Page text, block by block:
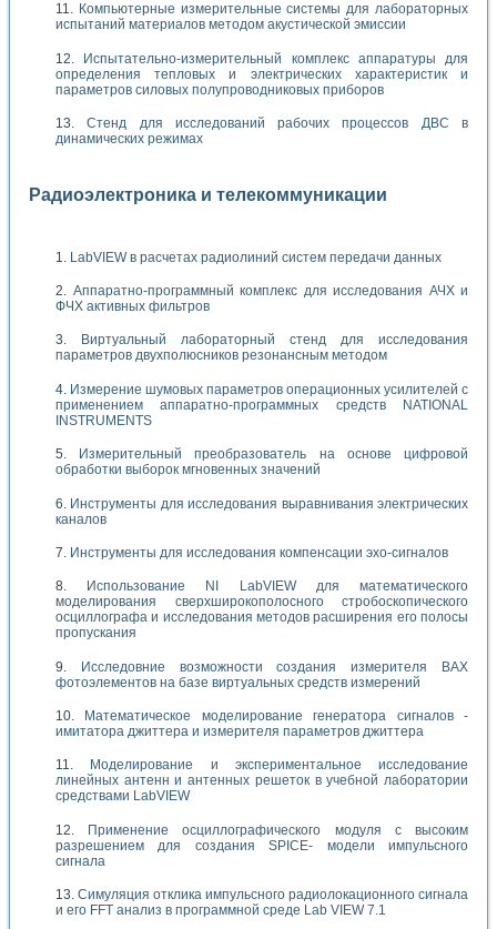
Компьютерные измерительные системы для лабораторных
испытаний материалов методом акустической эмиссии
Испытательно-измерительный комплекс аппаратуры для
определения тепловых и электрических характеристик и
параметров силовых полупроводниковых приборов
Стенд для исследований рабочих процессов ДВС в
динамических режимах
Радиоэлектроника и телекоммуникации
LabVIEW в расчетах радиолиний систем передачи данных
Аппаратно-программный комплекс для исследования АЧХ и
ФЧХ активных фильтров
Виртуальный лабораторный стенд для исследования
параметров двухполюсников резонансным методом
Измерение шумовых параметров операционных усилителей с
применением аппаратно-программных средств NATIONAL
INSTRUMENTS
Измерительный преобразователь на основе цифровой
обработки выборок мгновенных значений
Инструменты для исследования выравнивания электрических
каналов
Инструменты для исследования компенсации эхо-сигналов
Использование NI LabVIEW для математического
моделирования сверхширокополосного стробоскопического
осциллографа и исследования методов расширения его полосы
пропускания
Исследовние возможности создания измерителя ВАХ
фотоэлементов на базе виртуальных средств измерений
Математическое моделирование генератора сигналов -
имитатора джиттера и измерителя параметров джиттера
Моделирование и экспериментальное исследование
линейных антенн и антенных решеток в учебной лаборатории
средствами LabVIEW
Применение осциллографического модуля с высоким
разрешением для создания SPICE- модели импульсного
сигнала
Симуляция отклика импульсного радиолокационного сигнала
и его FFT анализ в программной среде Lab VIEW 7.1